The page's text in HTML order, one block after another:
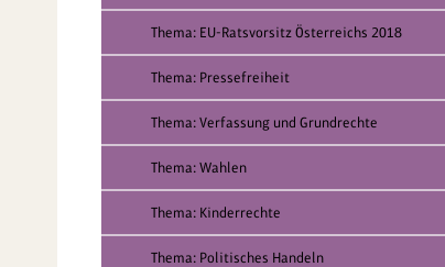
Thema: EU-Ratsvorsitz Österreichs 2018
Thema: Pressefreiheit
Thema: Verfassung und Grundrechte
Thema: Wahlen
Thema: Kinderrechte
Thema: Politisches Handeln